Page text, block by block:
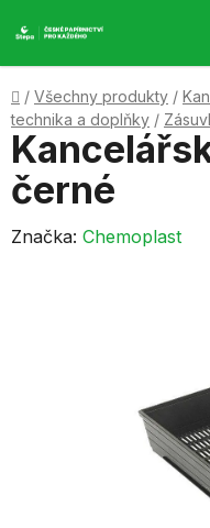
na
Domů
/ Všechny produkty /
technika a doplňky /
černé
Značka: Chemoplast